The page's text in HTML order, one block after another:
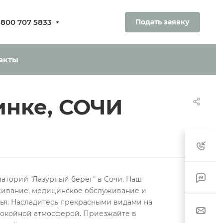
707 5833 Подать заявку
СОЧИ
"Лазурный берег" в Сочи. Наш
медицинское обслуживание и
Насладитесь прекрасными видами на
атмосферой. Приезжайте в